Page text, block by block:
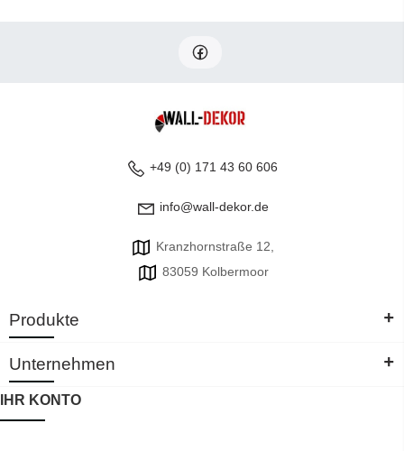
+49 (0) 171 43 60 606
info@wall-dekor.de
Kranzhornstraße 12,
83059 Kolbermoor
Produkte +
Unternehmen +
IHR KONTO